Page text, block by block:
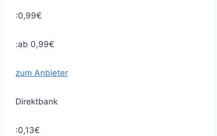
:0,99€
:ab 0,99€
zum Anbieter
Direktbank
:0,13€